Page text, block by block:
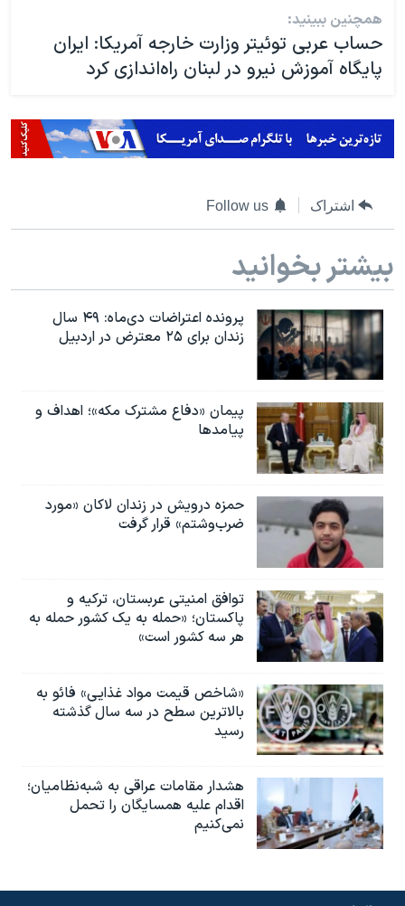
همچنین ببینید:
حساب عربی توئیتر وزارت خارجه آمریکا:‌ ایران
پایگاه آموزش نیرو در لبنان راه‌اندازی کرد
اشتراک Follow us
بیشتر بخوانید
پرونده اعتراضات دی‌ماه: ۴۹ سال
زندان برای ۲۵ معترض در اردبیل
پیمان «دفاع مشترک مکه»؛ اهداف و
پیامدها
حمزه درویش در زندان لاکان «مورد
ضرب‌وشتم» قرار گرفت
توافق امنیتی عربستان، ترکیه و
پاکستان؛ «حمله به یک کشور حمله به
هر سه کشور است»
«شاخص قیمت مواد غذایی» فائو به
بالاترین سطح در سه سال گذشته
رسید
هشدار مقامات عراقی به شبه‌نظامیان؛
اقدام علیه همسایگان را تحمل
نمی‌کنیم